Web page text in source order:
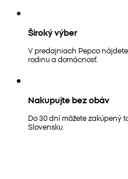
Široký výber
V predajniach Pepco
rodinu a domácnosť.
Nakupujte bez obáv
Do 30 dní môžete zakúpený
Slovensku.